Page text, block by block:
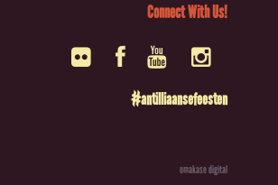
Connect With Us!
#antilliaansefeesten
omakase digital